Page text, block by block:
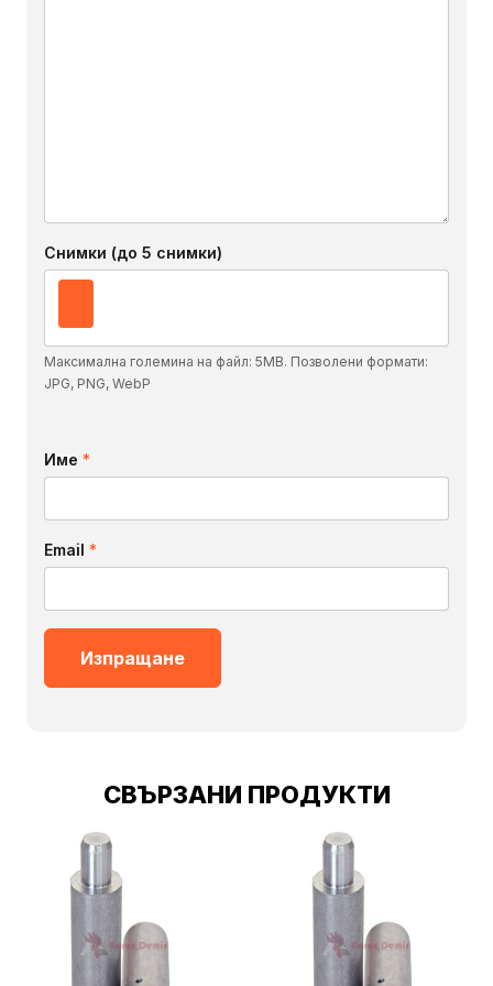
Снимки (до 5 снимки)
Максимална големина на файл: 5MB. Позволени формати:
JPG, PNG, WebP
Име *
Email *
СВЪРЗАНИ ПРОДУКТИ